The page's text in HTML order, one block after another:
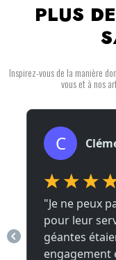
PLUS
Inspirez-vous de la manière
vous et à nos